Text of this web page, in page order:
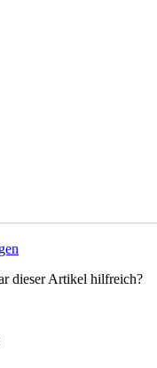
dieser Artikel hilfreich?